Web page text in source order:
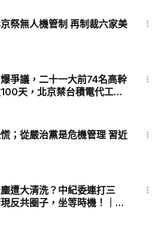
祭無人機管制 再制裁六家美
爭議，二十一大前74名高幹
天，北京禁台積電代工傳
家寶 | 胡春華
；從嚴治黨是危機管理 習近
遭大清洗？中紀委連打三
反共圈子，坐等時機！｜紅